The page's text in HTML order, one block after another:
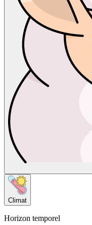
Climat
Horizon temporel